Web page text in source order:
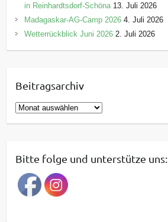
in Reinhardtsdorf-Schöna 13. Juli 2026
Madagaskar-AG-Camp 2026 4. Juli 2026
Wetterrückblick Juni 2026 2. Juli 2026
Beitragsarchiv
B
e
r
a
g
Bitte folge und unterstütze uns: